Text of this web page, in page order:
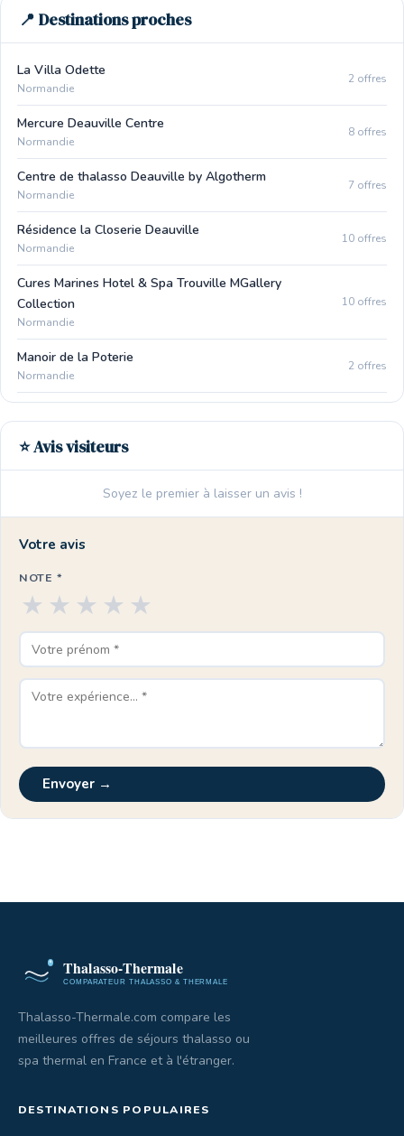
📍 Destinations proches
La Villa Odette
Normandie
2 offres
Mercure Deauville Centre
Normandie
8 offres
Centre de thalasso Deauville by Algotherm
Normandie
7 offres
Résidence la Closerie Deauville
Normandie
10 offres
Cures Marines Hotel & Spa Trouville MGallery
Collection
Normandie
10 offres
Manoir de la Poterie
Normandie
2 offres
⭐ Avis visiteurs
Soyez le premier à laisser un avis !
Votre avis
NOTE *
★
★
★
★
★
Envoyer →
Thalasso-Thermale.com compare les
meilleures offres de séjours thalasso ou
spa thermal en France et à l'étranger.
DESTINATIONS POPULAIRES